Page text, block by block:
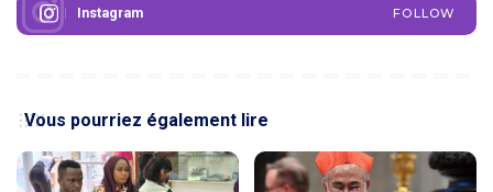
Instagram FOLLOW
Vous pourriez également lire